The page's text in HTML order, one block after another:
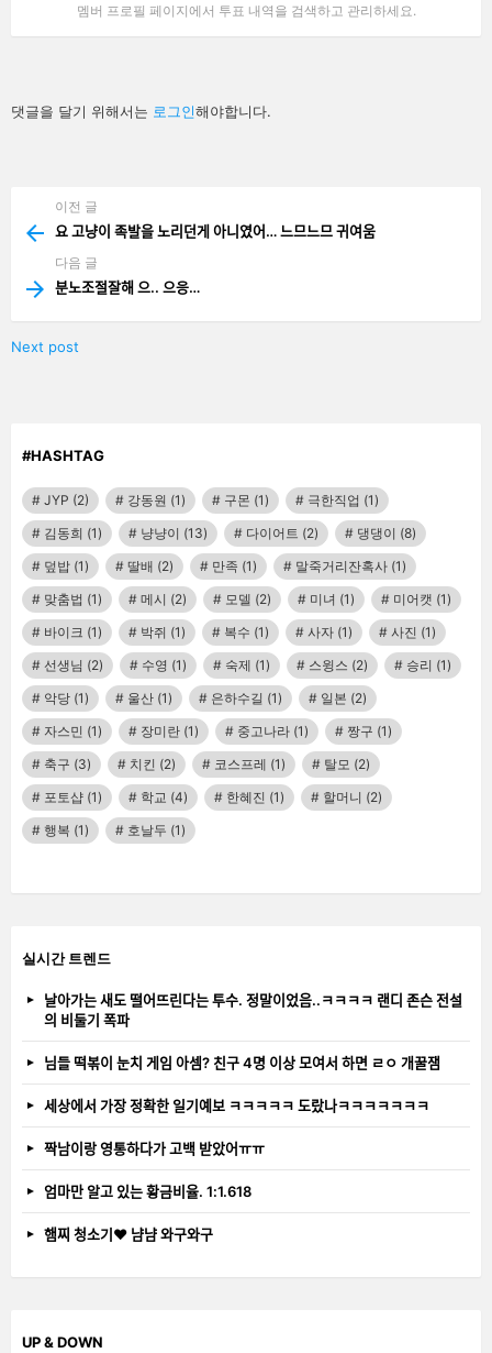
멤버 프로필 페이지에서 투표 내역을 검색하고 관리하세요.
답
글
댓글을 달기 위해서는 로그인해야합니다.
more
이전 글
요 고냥이 족발을 노리던게 아니였어… 느므느므 귀여움
다음 글
분노조절잘해 으.. 으응…
Next post
#HASHTAG
JYP (2) 강동원 (1) 구몬 (1) 극한직업 (1)
김동희 (1) 냥냥이 (13) 다이어트 (2) 댕댕이 (8)
덮밥 (1) 딸배 (2) 만족 (1) 말죽거리잔혹사 (1)
맞춤법 (1) 메시 (2) 모델 (2) 미녀 (1) 미어캣 (1)
바이크 (1) 박쥐 (1) 복수 (1) 사자 (1) 사진 (1)
선생님 (2) 수영 (1) 숙제 (1) 스윙스 (2) 승리 (1)
악당 (1) 울산 (1) 은하수길 (1) 일본 (2)
자스민 (1) 장미란 (1) 중고나라 (1) 짱구 (1)
축구 (3) 치킨 (2) 코스프레 (1) 탈모 (2)
포토샵 (1) 학교 (4) 한혜진 (1) 할머니 (2)
행복 (1) 호날두 (1)
실시간 트렌드
날아가는 새도 떨어뜨린다는 투수. 정말이었음..ㅋㅋㅋㅋ 랜디 존슨 전설
의 비둘기 폭파
님들 떡볶이 눈치 게임 아셈? 친구 4명 이상 모여서 하면 ㄹㅇ 개꿀잼
세상에서 가장 정확한 일기예보 ㅋㅋㅋㅋㅋ 도랐나ㅋㅋㅋㅋㅋㅋㅋ
짝남이랑 영통하다가 고백 받았어ㅠㅠ
엄마만 알고 있는 황금비율. 1:1.618
햄찌 청소기❤️ 냠냠 와구와구
UP & DOWN